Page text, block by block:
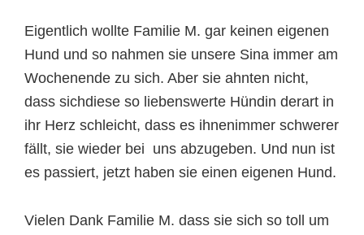
Eigentlich wollte Familie M. gar keinen eigenen
Hund und so nahmen sie unsere Sina immer am
Wochenende zu sich. Aber sie ahnten nicht,
dass sichdiese so liebenswerte Hündin derart in
ihr Herz schleicht, dass es ihnenimmer schwerer
fällt, sie wieder bei uns abzugeben. Und nun ist
es passiert, jetzt haben sie einen eigenen Hund.
Vielen Dank Familie M. dass sie sich so toll um